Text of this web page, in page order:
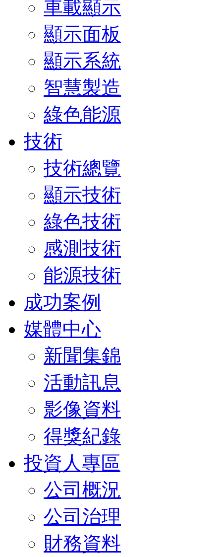
車載顯示
顯示面板
顯示系統
智慧製造
綠色能源
技術
技術總覽
顯示技術
綠色技術
感測技術
能源技術
成功案例
媒體中心
新聞集錦
活動訊息
影像資料
得獎紀錄
投資人專區
公司概況
公司治理
財務資料